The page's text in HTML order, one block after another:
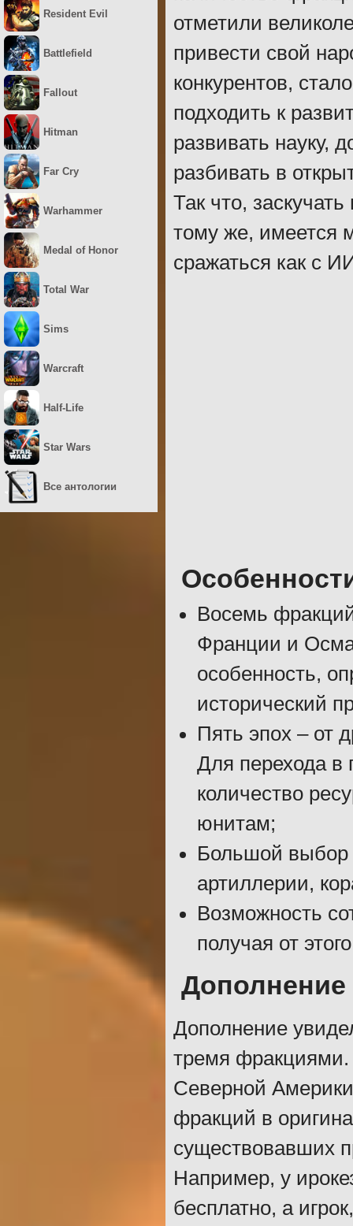
отметили
привести свой
конкурентов,
подходить к
развивать науку,
разбивать в
Так что,
тому же, имеется
сражаться как с
Восемь
Франции и
особенность,
исторический
Пять эпох – от
Для перехода в
количество
юнитам;
Большой выбор
артиллерии,
Возможность
получая от
Дополнение
Дополнение
тремя
Северной
фракций в
существовавших
Например, у
бесплатно, а
Resident Evil
Battlefield
Fallout
Hitman
Far Cry
Warhammer
Medal of Honor
Total War
Sims
Warcraft
Half-Life
Star Wars
Все антологии